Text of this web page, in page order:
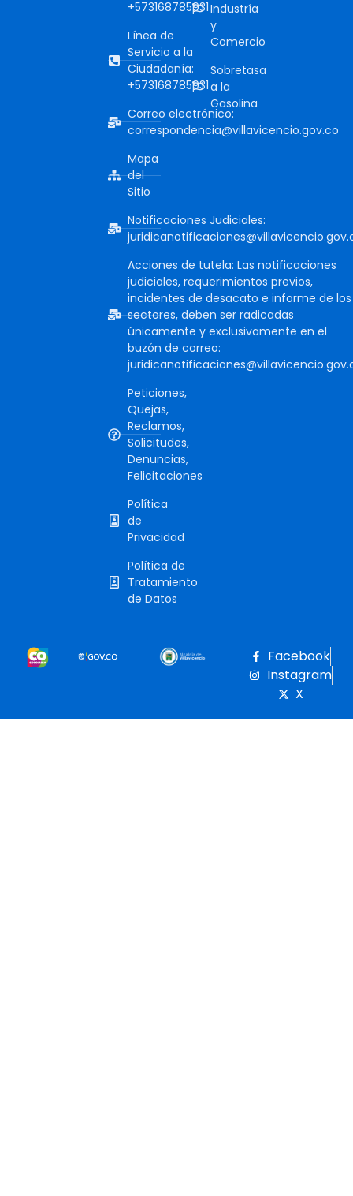
+573168785931
Línea de
Servicio a la
Ciudadanía:
+573168785931
Correo electrónico:
correspondencia@villavicencio.gov.co
Mapa
del
Sitio
Notificaciones Judiciales:
Acciones de tutela: Las notificaciones
judiciales, requerimientos previos,
incidentes de desacato e informe de los
sectores, deben ser radicadas
únicamente y exclusivamente en el
buzón de correo:
Peticiones,
Quejas,
Reclamos,
Solicitudes,
Denuncias,
Felicitaciones
Política
de
Privacidad
Política de
Tratamiento
de Datos
Industría
y
Comercio
Sobretasa
a la
Gasolina
Facebook
Instagram
X